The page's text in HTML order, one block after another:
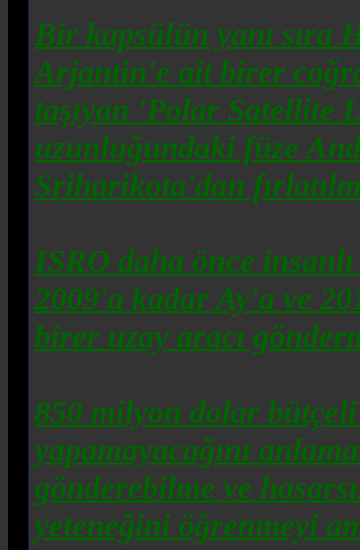
Bir kapsülün yanı sıra
Arjantin'e ait birer
taşıyan 'Polar Satellite
uzunluğundaki füze
Sriharikota'dan
ISRO daha önce
2009'a kadar Ay'a ve
birer uzay aracı
850 milyon dolar
yapamayacağını
gönderebilme ve
yeteneğini öğrenmeyi